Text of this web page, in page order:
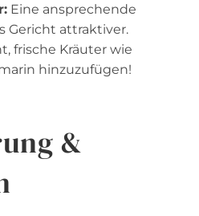
Eine ansprechende
Gericht attraktiver.
frische Kräuter wie
hinzuzufügen!
&